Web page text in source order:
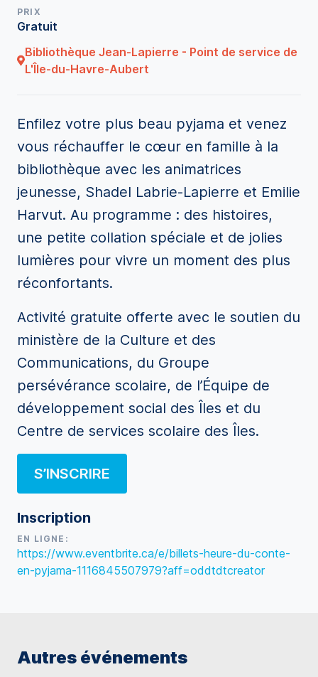
PRIX
Gratuit
Bibliothèque Jean-Lapierre - Point de service de
L'Île-du-Havre-Aubert
Enfilez votre plus beau pyjama et venez
vous réchauffer le cœur en famille à la
bibliothèque avec les animatrices
jeunesse, Shadel Labrie-Lapierre et Emilie
Harvut. Au programme : des histoires,
une petite collation spéciale et de jolies
lumières pour vivre un moment des plus
réconfortants.
Activité gratuite offerte avec le soutien du
ministère de la Culture et des
Communications, du Groupe
persévérance scolaire, de l’Équipe de
développement social des Îles et du
Centre de services scolaire des Îles.
S’INSCRIRE
Inscription
EN LIGNE:
https://www.eventbrite.ca/e/billets-heure-du-conte-
en-pyjama-1116845507979?aff=oddtdtcreator
Autres événements